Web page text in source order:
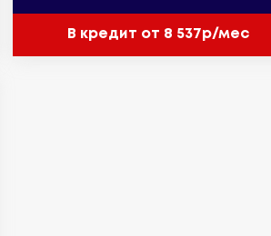
В кредит от 8 537р/мес